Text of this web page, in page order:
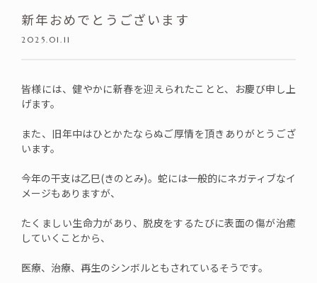
新年おめでとうございます
2025.01.11
皆様には、健やかに新春を迎えられたことと、お慶び申し上
げます。
また、旧年中はひとかたならぬご厚情を頂きありがとうござ
います。
今年の干支は乙巳(きのとみ)。蛇には一般的にネガティブなイ
メージもありますが、
たくましい生命力があり、脱皮をするたびに表面の傷が治癒
していくことから、
医療、治療、再生のシンボルともされているそうです。